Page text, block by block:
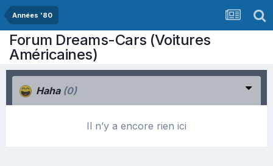
Années '80
Forum Dreams-Cars (Voitures
Américaines)
Haha (0)
Il n’y a encore rien ici